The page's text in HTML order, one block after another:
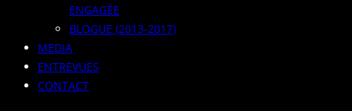
ENGAGÉE
BLOGUE (2013-2017)
MEDIA
ENTREVUES
CONTACT